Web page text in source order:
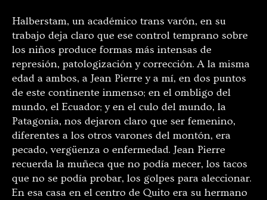
Halberstam, un académico trans varón, en su
trabajo deja claro que ese control temprano sobre
los niños produce formas más intensas de
represión, patologización y corrección. A la misma
edad a ambos, a Jean Pierre y a mí, en dos puntos
de este continente inmenso; en el ombligo del
mundo, el Ecuador; y en el culo del mundo, la
Patagonia, nos dejaron claro que ser femenino,
diferentes a los otros varones del montón, era
pecado, vergüenza o enfermedad. Jean Pierre
recuerda la muñeca que no podía mecer, los tacos
que no se podía probar, los golpes para aleccionar.
En esa casa en el centro de Quito era su hermano